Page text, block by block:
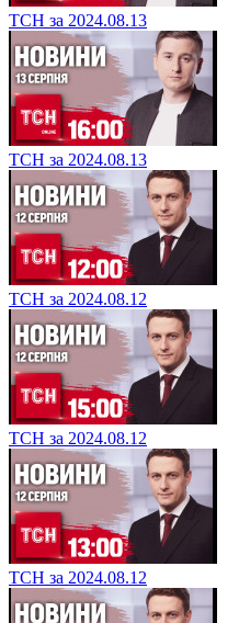
ТСН за 2024.08.13
ТСН за 2024.08.13
ТСН за 2024.08.12
ТСН за 2024.08.12
ТСН за 2024.08.12